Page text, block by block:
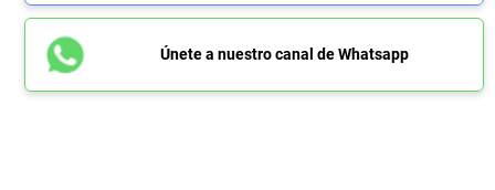
Únete a nuestro canal de Whatsapp